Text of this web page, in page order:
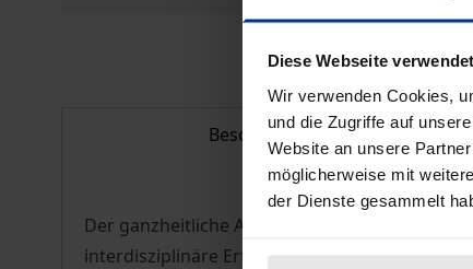
Diese Webseite
Wir verwenden Cookies,
und die Zugriffe auf
Website an unsere
möglicherweise mit
der Dienste gesammelt
Beschreibung
Der ganzheitliche Ansatz im modernen
interdisziplinäre Erfassung und